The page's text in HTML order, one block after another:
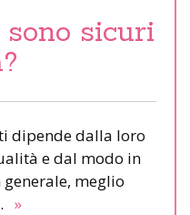
sicuri
dipende dalla loro
e dal modo in
meglio
»